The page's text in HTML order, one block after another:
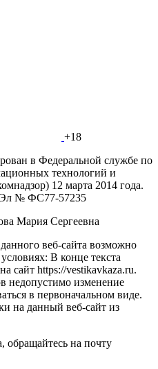
+18
в Федеральной службе по
технологий и
12 марта 2014 года.
Эл № ФС77-57235
Мария Сергеевна
веб-сайта возможно
В конце текста
сайт https://vestikavkaza.ru.
недопустимо изменение
в первоначальном виде.
на данный веб-сайт из
обращайтесь на почту